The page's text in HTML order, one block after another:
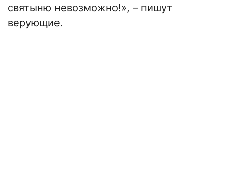
святыню невозможно!», – пишут
верующие.